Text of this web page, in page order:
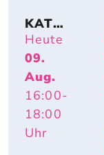
KATRI
N
SCHÜT
TE –
HAUS
WELTE
N
Heute
09.
Aug.
16:00-
18:00
Uhr